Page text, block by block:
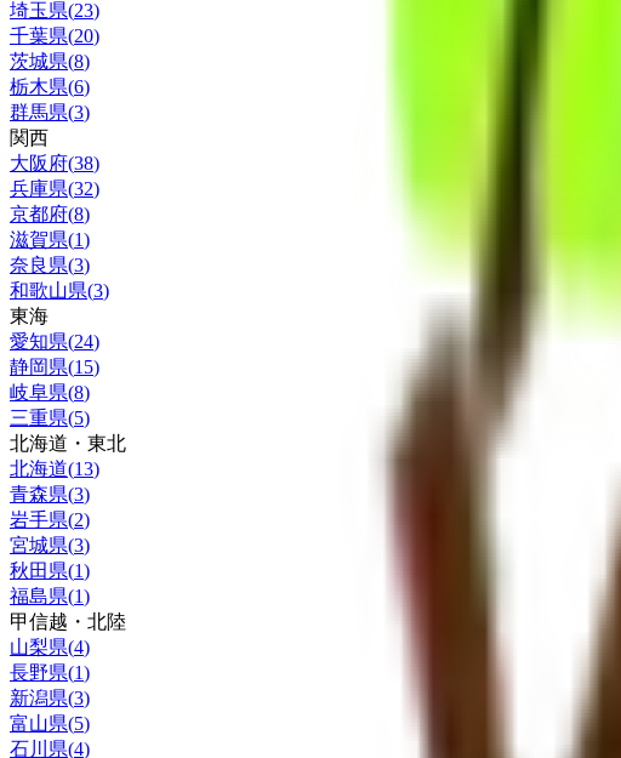
埼玉県(23)
千葉県(20)
茨城県(8)
栃木県(6)
群馬県(3)
関西
大阪府(38)
兵庫県(32)
京都府(8)
滋賀県(1)
奈良県(3)
和歌山県(3)
東海
愛知県(24)
静岡県(15)
岐阜県(8)
三重県(5)
北海道・東北
北海道(13)
青森県(3)
岩手県(2)
宮城県(3)
秋田県(1)
福島県(1)
甲信越・北陸
山梨県(4)
長野県(1)
新潟県(3)
富山県(5)
石川県(4)